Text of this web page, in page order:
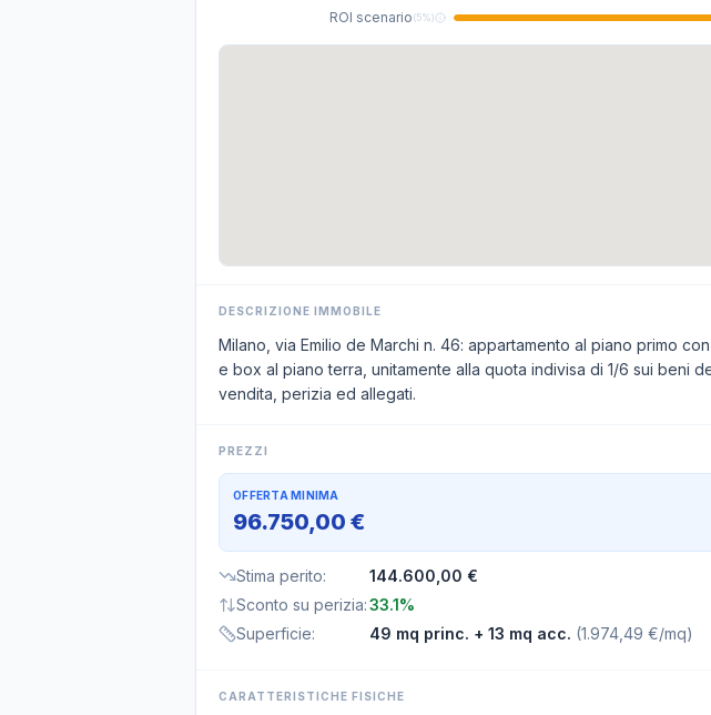
ROI scenario(5%)
DESCRIZIONE IMMOBILE
Milano, via Emilio de Marchi n. 46: appartamento al piano primo
e box al piano terra, unitamente alla quota indivisa di 1/6 sui beni
vendita, perizia ed allegati.
PREZZI
OFFERTA MINIMA
96.750,00 €
Stima perito:
144.600,00 €
Sconto su perizia:33.1%
Superficie: 49 mq princ. + 13 mq acc. (1.974,49 €/mq)
CARATTERISTICHE FISICHE